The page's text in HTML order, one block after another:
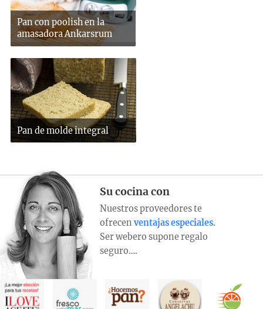
Pan con poolish en la
amasadora Ankarsrum
Pan de molde integral
Su cocina con
Nuestros proveedores te
ofrecen ventajas especiales.
Ser webero supone regalo
seguro….